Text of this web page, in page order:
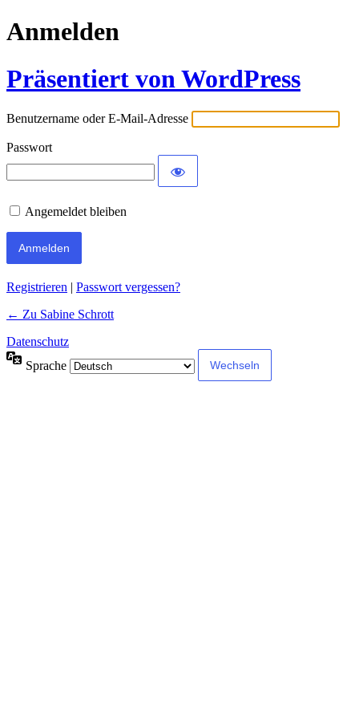
Anmelden
Präsentiert von WordPress
Benutzername oder E-Mail-Adresse
Passwort
Angemeldet bleiben
Registrieren | Passwort vergessen?
← Zu Sabine Schrott
Datenschutz
Sprache